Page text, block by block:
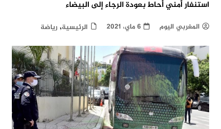
استنفار أمني أحاط بعودة الرجاء إلى البيضاء
المغربي اليوم 6 ماي، 2021 الرئيسية, رياضة